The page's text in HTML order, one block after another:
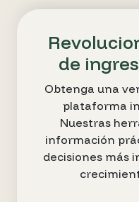
de
Obtenga una
plataforma
Nuestras
información
decisiones más